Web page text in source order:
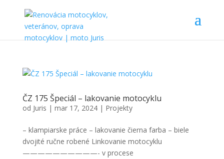
ČZ 175 Špeciál – lakovanie motocyklu
od Juris | mar 17, 2024| Projekty
– klampiarske práce – lakovanie čierna farba – biele
dvojité ručne robené Linkovanie motocyklu
——————————- v procese